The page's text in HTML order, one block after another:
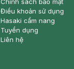
Điều khoản sử dụng
Hasaki cẩm nang
Tuyển dụng
Liên hệ